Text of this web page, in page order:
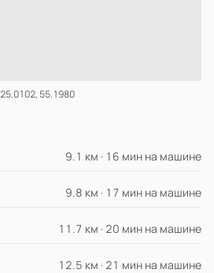
25.0102, 55.1980
9.1 км · 16 мин на машине
9.8 км · 17 мин на машине
11.7 км · 20 мин на машине
12.5 км · 21 мин на машине